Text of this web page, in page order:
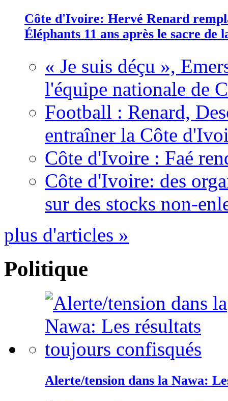
Côte d'Ivoire: Hervé Renard
Éléphants 11 ans après le sacre de
« Je suis déçu »,
l'équipe nationale de
Football : Renard,
entraîner la Côte
Côte d'Ivoire : Faé
Côte d'Ivoire: des
sur des stocks non-
plus d'articles »
Politique
Alerte/tension dans la Nawa: